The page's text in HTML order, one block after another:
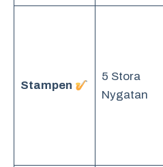
Stampen
5 Stora
Nygatan